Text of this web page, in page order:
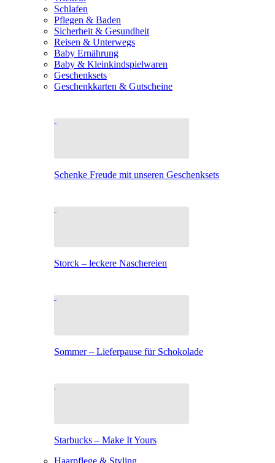
Schlafen
Pflegen & Baden
Sicherheit & Gesundheit
Reisen & Unterwegs
Baby Ernährung
Baby & Kleinkindspielwaren
Geschenksets
Geschenkkarten & Gutscheine
Schenke Freude mit unseren Geschenksets
Storck – leckere Naschereien
Sommer – Lieferpause für Schokolade
Starbucks – Make It Yours
Haarpflege & Styling